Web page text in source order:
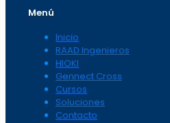
Menú
Inicio
RAAD Ingenieros
HIOKI
Gennect Cross
Cursos
Soluciones
Contacto